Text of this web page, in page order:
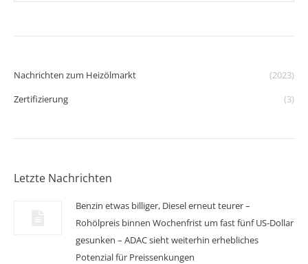
Nachrichten zum Heizölmarkt
(2023)
Zertifizierung
(3)
Letzte Nachrichten
Benzin etwas billiger, Diesel erneut teurer –
Rohölpreis binnen Wochenfrist um fast fünf US-Dollar
gesunken – ADAC sieht weiterhin erhebliches
Potenzial für Preissenkungen